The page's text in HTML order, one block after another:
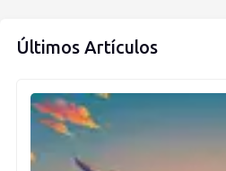
Últimos Artículos